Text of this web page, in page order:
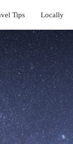
Tips Locally